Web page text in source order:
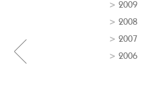
2009
2008
2007
2006